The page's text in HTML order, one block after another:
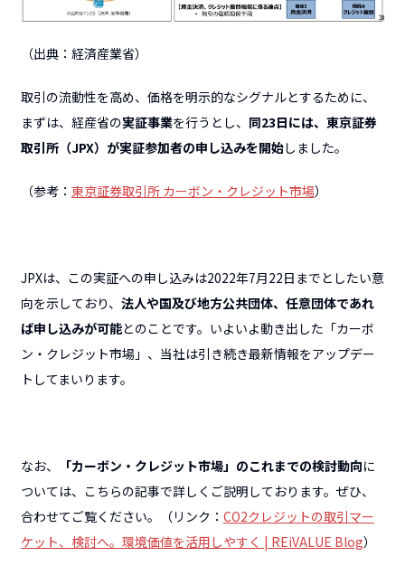
（出典：経済産業省）
取引の流動性を高め、価格を明示的なシグナルとするために、
まずは、経産省の実証事業を行うとし、 同23日には、東京証券
取引所（JPX）が実証参加者の申し込みを開始しました。
（参考： 東京証券取引所 カーボン・クレジット市場）
JPXは、この実証への申し込みは2022年7月22日までとしたい意
向を示しており、 法人や国及び地方公共団体、任意団体であれ
ば申し込みが可能とのことです。いよいよ動き出した「カーボ
ン・クレジット市場」、当社は引き続き最新情報をアップデー
トしてまいります。
なお、 「カーボン・クレジット市場」のこれまでの検討動向に
ついては、こちらの記事で詳しくご説明しております。ぜひ、
合わせてご覧ください。（リンク： CO2クレジットの取引マー
ケット、検討へ。環境価値を活用しやすく | REiVALUE Blog）